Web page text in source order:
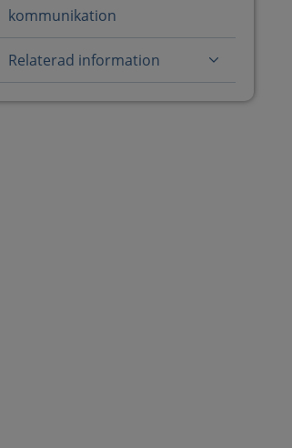
kommunikation
Relaterad information